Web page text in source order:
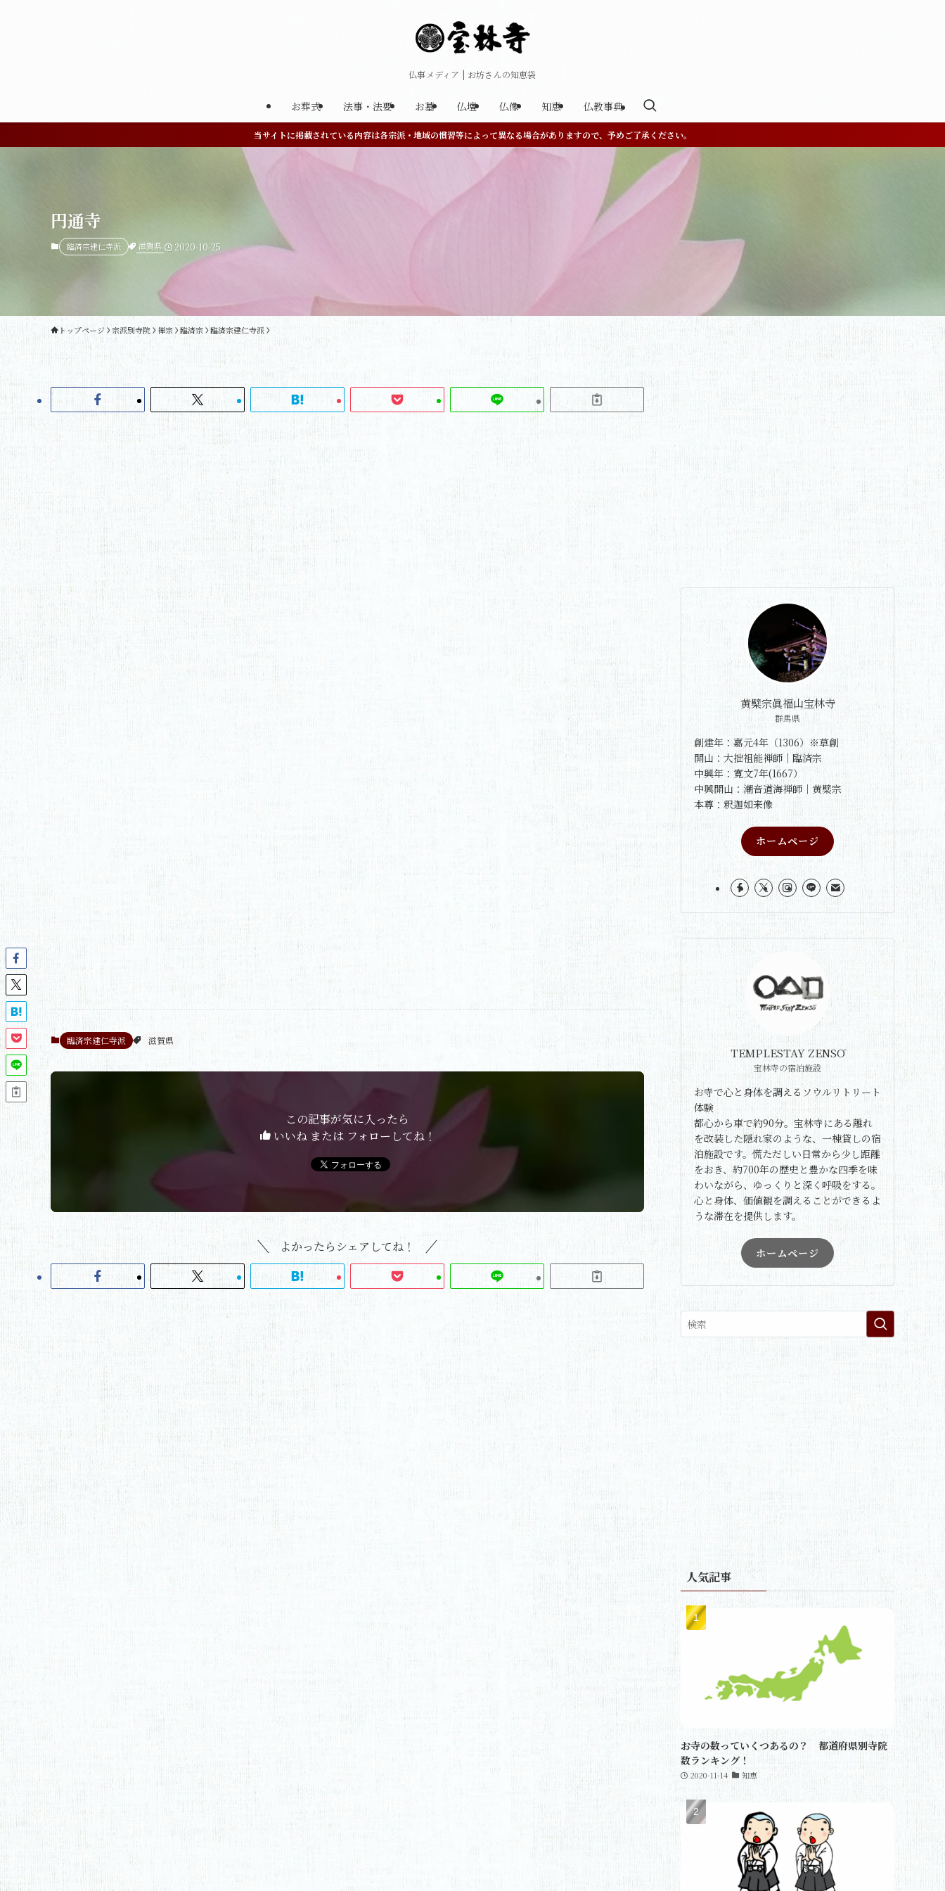
仏事メディア | お坊さんの知恵袋
お葬式 法事・法要 お墓 仏壇 仏像 知恵 仏教事典
当サイトに掲載されている内容は各宗派・地域の慣習等によって異なる場合がありますので、予めご了承ください。
円通寺
臨済宗建仁寺派 滋賀県 2020-10-25
トップページ 宗派別寺院 禅宗 臨済宗 臨済宗建仁寺派
臨済宗建仁寺派 滋賀県
この記事が気に入ったら
いいね または フォローしてね！
よかったらシェアしてね！
黄檗宗眞福山宝林寺
群馬県
創建年：嘉元4年（1306）※草創
開山：大拙祖能禅師｜臨済宗
中興年：寛文7年(1667）
中興開山：潮音道海禅師｜黄檗宗
本尊：釈迦如来像
ホームページ
TEMPLESTAY ZENSŌ
宝林寺の宿泊施設
お寺で心と身体を調えるソウルリトリート
体験
都心から車で約90分。宝林寺にある離れ
を改装した隠れ家のような、一棟貸しの宿
泊施設です。慌ただしい日常から少し距離
をおき、約700年の歴史と豊かな四季を味
わいながら、ゆっくりと深く呼吸をする。
心と身体、価値観を調えることができるよ
うな滞在を提供します。
ホームページ
人気記事
お寺の数っていくつあるの？ 都道府県別寺院
数ランキング！
2020-11-14 知恵